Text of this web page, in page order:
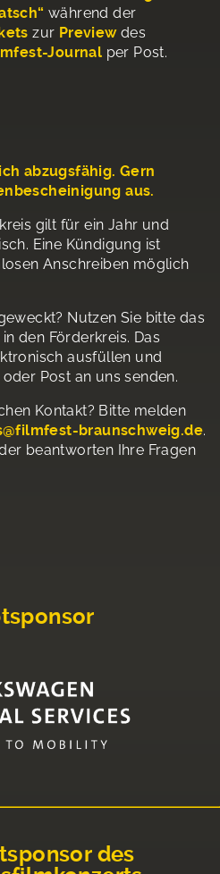
während der
zur Previewdes
Journal per Post.
abzugsfähig. Gern
aus.
gilt für ein Jahr und
Eine Kündigung ist
Anschreiben möglich
Nutzen Sie bitte das
den Förderkreis. Das
ausfüllen und
Post an uns senden.
Kontakt? Bitte melden
braunschweig.de.
beantworten Ihre Fragen
des